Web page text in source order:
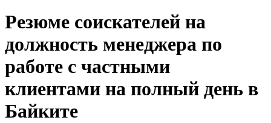
Резюме соискателей на
должность менеджера по
работе с частными
клиентами на полный день в
Байките